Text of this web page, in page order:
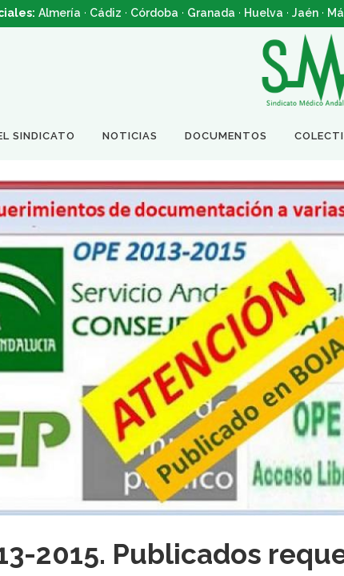
Almería · Cádiz · Córdoba · Granada · Huelva · Jaén ·
SINDICATO NOTICIAS DOCUMENTOS
2015. Publicados